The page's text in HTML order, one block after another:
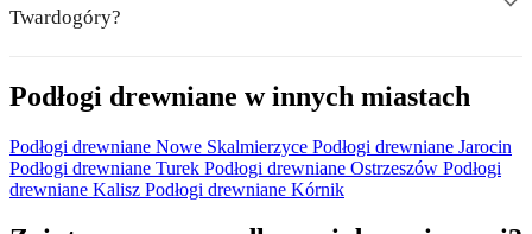
Twardogóry?
Podłogi drewniane w innych miastach
Podłogi drewniane Nowe Skalmierzyce Podłogi drewniane Jarocin
Podłogi drewniane Turek Podłogi drewniane Ostrzeszów Podłogi
drewniane Kalisz Podłogi drewniane Kórnik